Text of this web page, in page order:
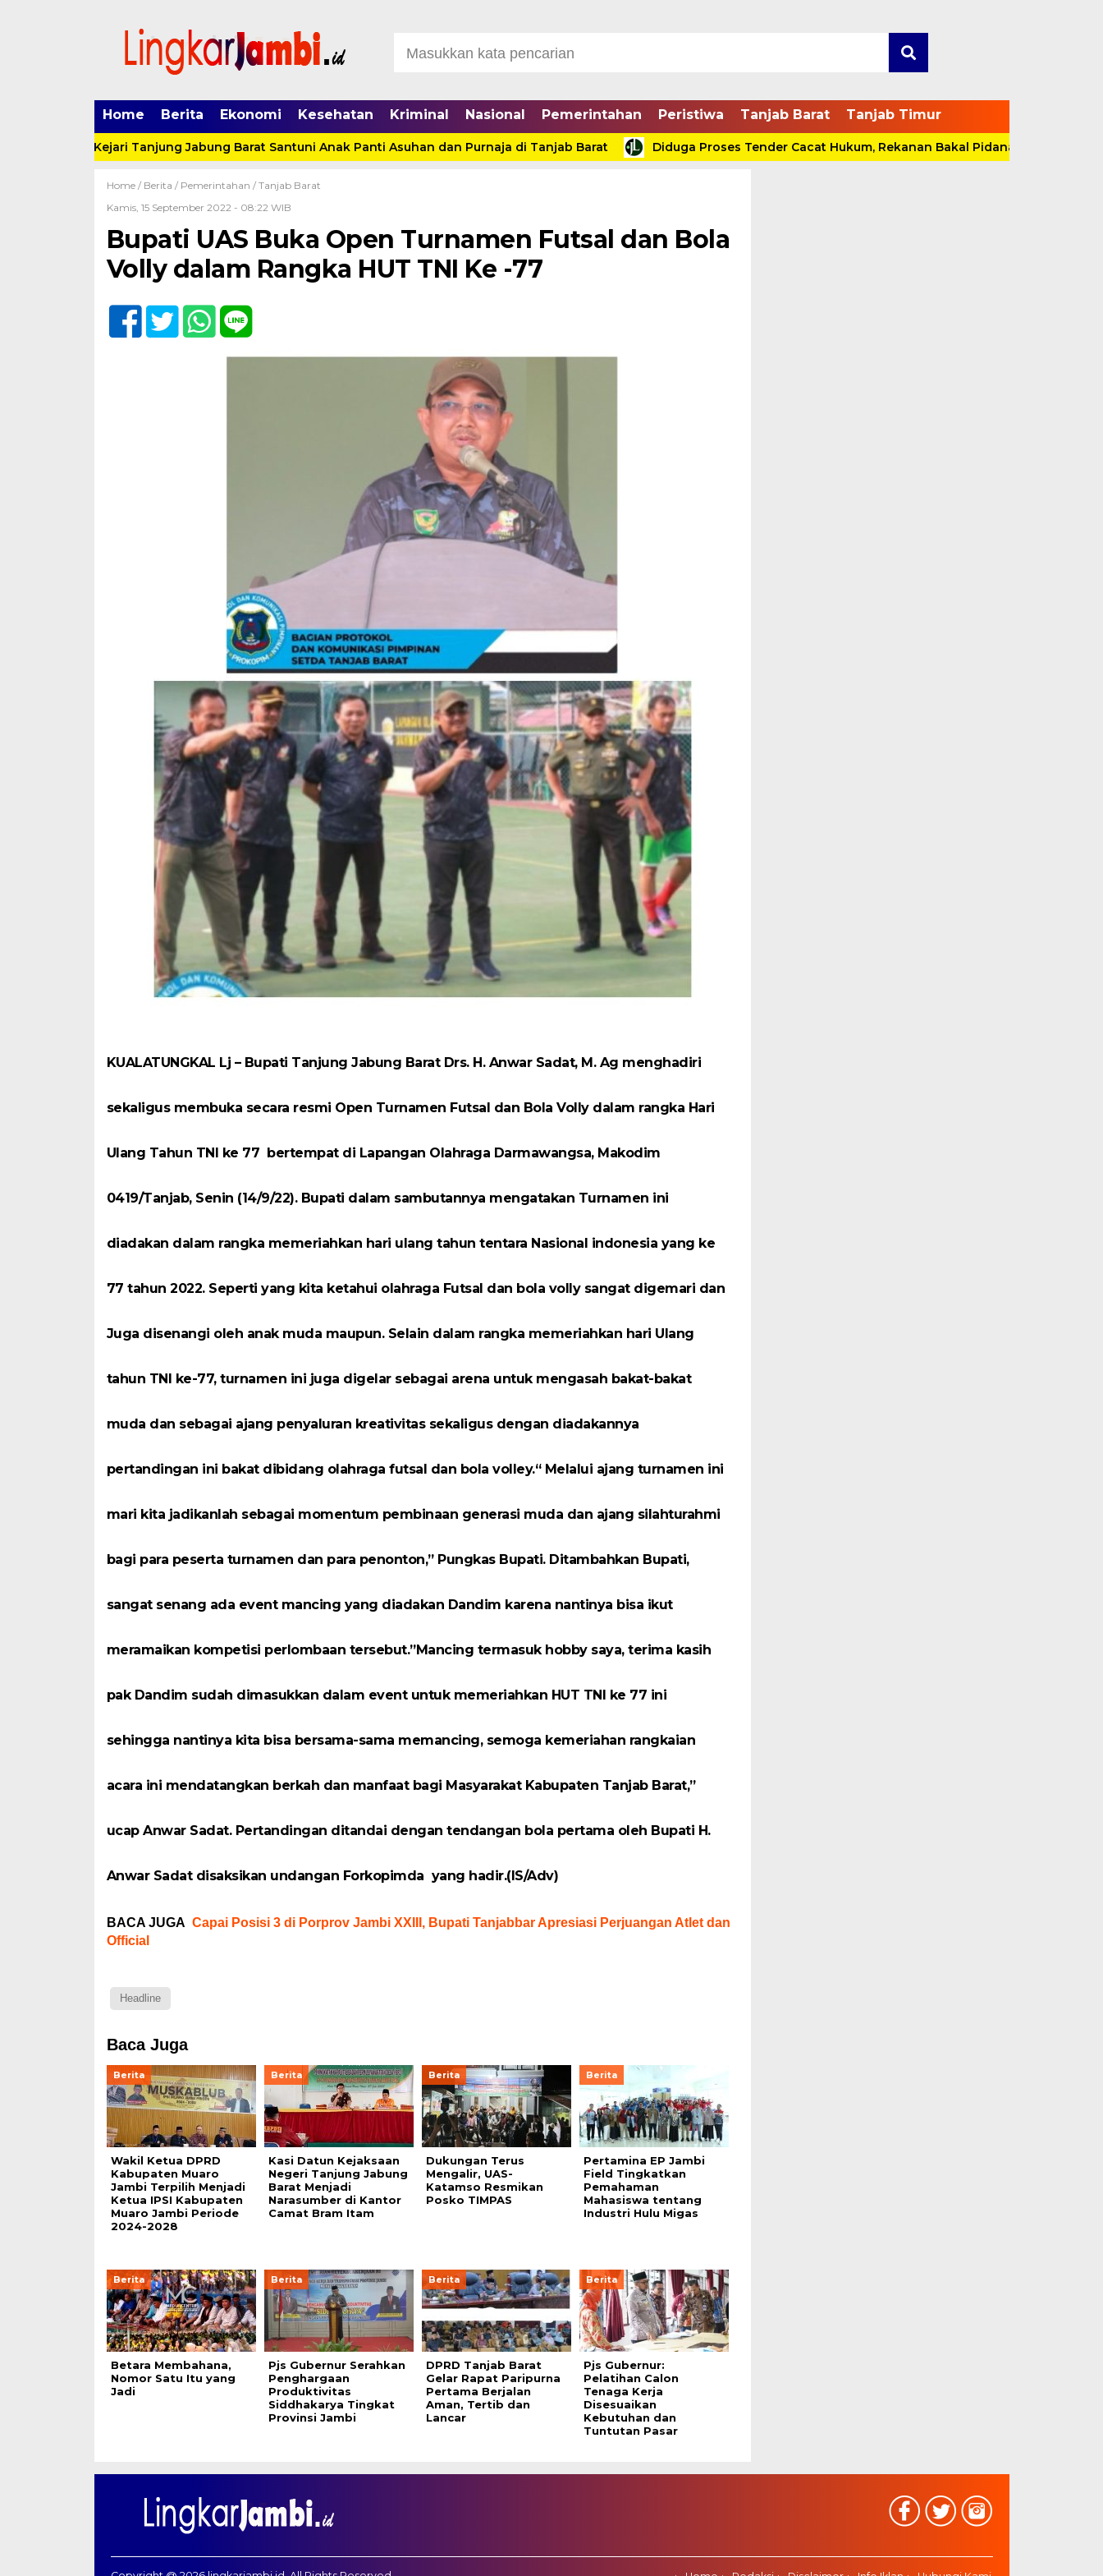
Home Berita Ekonomi Kesehatan Kriminal Nasional Pemerintahan Peristiwa Tanjab Barat Tanjab Timur
ke 22, Kejari Tanjung Jabung Barat Santuni Anak Panti Asuhan dan Purnaja di Tanjab Barat Diduga Proses Tender Cacat Hukum, Rekanan Bakal Pidanakan Pokja
Home / Berita / Pemerintahan / Tanjab Barat
Kamis, 15 September 2022 - 08:22 WIB
Bupati UAS Buka Open Turnamen Futsal dan Bola
Volly dalam Rangka HUT TNI Ke -77
KUALATUNGKAL Lj – Bupati Tanjung Jabung Barat Drs. H. Anwar Sadat, M. Ag menghadiri
sekaligus membuka secara resmi Open Turnamen Futsal dan Bola Volly dalam rangka Hari
Ulang Tahun TNI ke 77 bertempat di Lapangan Olahraga Darmawangsa, Makodim
0419/Tanjab, Senin (14/9/22). Bupati dalam sambutannya mengatakan Turnamen ini
diadakan dalam rangka memeriahkan hari ulang tahun tentara Nasional indonesia yang ke
77 tahun 2022. Seperti yang kita ketahui olahraga Futsal dan bola volly sangat digemari dan
Juga disenangi oleh anak muda maupun. Selain dalam rangka memeriahkan hari Ulang
tahun TNI ke-77, turnamen ini juga digelar sebagai arena untuk mengasah bakat-bakat
muda dan sebagai ajang penyaluran kreativitas sekaligus dengan diadakannya
pertandingan ini bakat dibidang olahraga futsal dan bola volley.“ Melalui ajang turnamen ini
mari kita jadikanlah sebagai momentum pembinaan generasi muda dan ajang silahturahmi
bagi para peserta turnamen dan para penonton,” Pungkas Bupati. Ditambahkan Bupati,
sangat senang ada event mancing yang diadakan Dandim karena nantinya bisa ikut
meramaikan kompetisi perlombaan tersebut.”Mancing termasuk hobby saya, terima kasih
pak Dandim sudah dimasukkan dalam event untuk memeriahkan HUT TNI ke 77 ini
sehingga nantinya kita bisa bersama-sama memancing, semoga kemeriahan rangkaian
acara ini mendatangkan berkah dan manfaat bagi Masyarakat Kabupaten Tanjab Barat,”
ucap Anwar Sadat. Pertandingan ditandai dengan tendangan bola pertama oleh Bupati H.
Anwar Sadat disaksikan undangan Forkopimda yang hadir.(IS/Adv)
BACA JUGA Capai Posisi 3 di Porprov Jambi XXIII, Bupati Tanjabbar Apresiasi Perjuangan Atlet dan
Official
Headline
Baca Juga
Berita
Wakil Ketua DPRD
Kabupaten Muaro
Jambi Terpilih Menjadi
Ketua IPSI Kabupaten
Muaro Jambi Periode
2024-2028
Berita
Kasi Datun Kejaksaan
Negeri Tanjung Jabung
Barat Menjadi
Narasumber di Kantor
Camat Bram Itam
Berita
Dukungan Terus
Mengalir, UAS-
Katamso Resmikan
Posko TIMPAS
Berita
Pertamina EP Jambi
Field Tingkatkan
Pemahaman
Mahasiswa tentang
Industri Hulu Migas
Berita
Betara Membahana,
Nomor Satu Itu yang
Jadi
Berita
Pjs Gubernur Serahkan
Penghargaan
Produktivitas
Siddhakarya Tingkat
Provinsi Jambi
Berita
DPRD Tanjab Barat
Gelar Rapat Paripurna
Pertama Berjalan
Aman, Tertib dan
Lancar
Berita
Pjs Gubernur:
Pelatihan Calon
Tenaga Kerja
Disesuaikan
Kebutuhan dan
Tuntutan Pasar